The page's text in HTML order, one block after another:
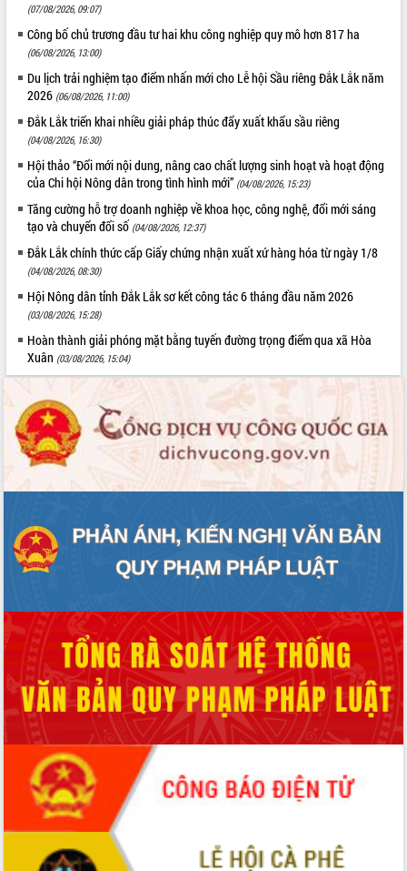
(07/08/2026, 09:07)
Công bố chủ trương đầu tư hai khu công nghiệp quy mô hơn 817 ha
(06/08/2026, 13:00)
Du lịch trải nghiệm tạo điểm nhấn mới cho Lễ hội Sầu riêng Đắk Lắk năm
2026 (06/08/2026, 11:00)
Đắk Lắk triển khai nhiều giải pháp thúc đẩy xuất khẩu sầu riêng
(04/08/2026, 16:30)
Hội thảo “Đổi mới nội dung, nâng cao chất lượng sinh hoạt và hoạt động
của Chi hội Nông dân trong tình hình mới” (04/08/2026, 15:23)
Tăng cường hỗ trợ doanh nghiệp về khoa học, công nghệ, đổi mới sáng
tạo và chuyển đổi số (04/08/2026, 12:37)
Đắk Lắk chính thức cấp Giấy chứng nhận xuất xứ hàng hóa từ ngày 1/8
(04/08/2026, 08:30)
Hội Nông dân tỉnh Đắk Lắk sơ kết công tác 6 tháng đầu năm 2026
(03/08/2026, 15:28)
Hoàn thành giải phóng mặt bằng tuyến đường trọng điểm qua xã Hòa
Xuân (03/08/2026, 15:04)